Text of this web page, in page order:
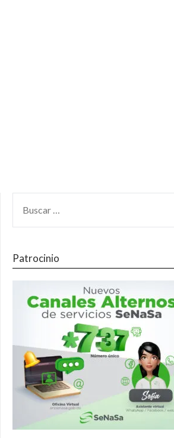
Patrocinio